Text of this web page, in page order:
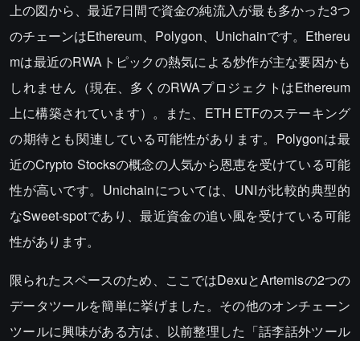
上の図から、最近7日間で資金の純流入が最も多かった3つ
のチェーンはEthereum、Polygon、Unichainです。Ethereu
mは最近のRWAトピックの熱気による炒作が主な要因かも
しれません（現在、多くのRWAプロジェクトはEthereum
上に構築されています）。また、ETH ETFのステーキング
の期待とも関連している可能性があります。Polygonは最
近のCrypto Stocksの概念の人気から恩恵を受けている可能
性が高いです。Unichainについては、UNIが比較的典型的
なSweet-spotであり、最近資金の追い風を受けている可能
性があります。
限られたスペースのため、ここではDexuとArtemisの2つの
データツールを簡単に挙げました。その他のオンチェーン
ツールに興味がある方は、以前整理した「話李話外ツール